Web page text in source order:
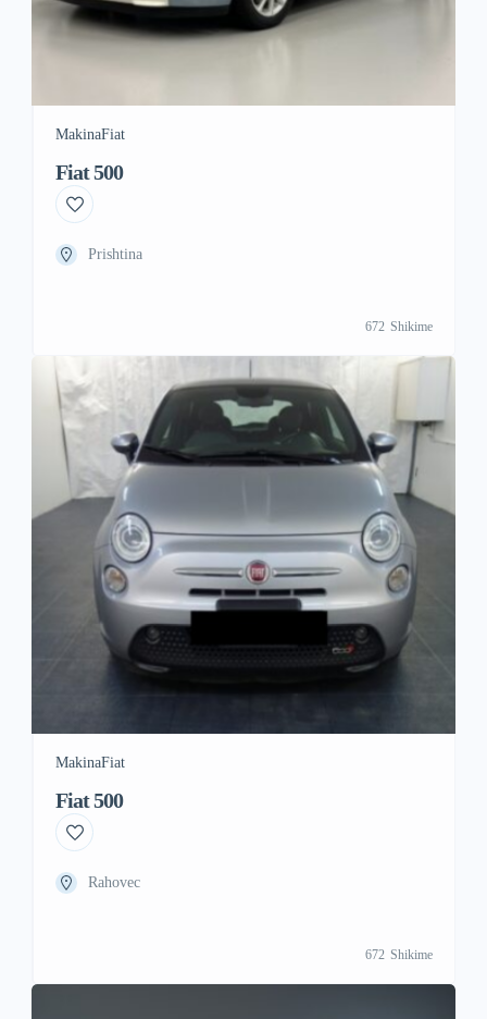
MakinaFiat
Fiat 500
Prishtina
672 Shikime
MakinaFiat
Fiat 500
Rahovec
672 Shikime